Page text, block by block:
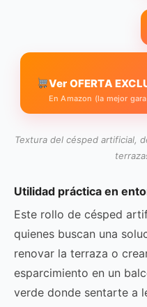
Ver OFERTA
En Amazon (la mejor
Textura del césped artificial,
Utilidad práctica en
Este rollo de césped
quienes buscan una
renovar la terraza o
esparcimiento en un
verde donde sentarte a